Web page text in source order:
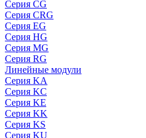
Серия CG
Серия CRG
Серия EG
Серия HG
Серия MG
Серия RG
Линейные модули
Серия KA
Серия KC
Серия KE
Серия KK
Серия KS
Серия KU